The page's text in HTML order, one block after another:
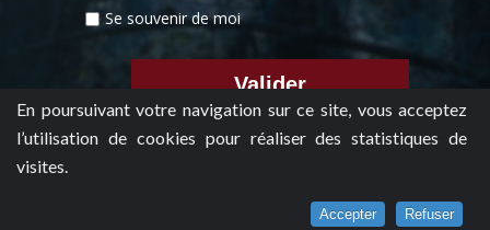
En poursuivant votre navigation sur ce site, vous acceptez
l’utilisation de cookies pour réaliser des statistiques de
visites.
Accepter Refuser
Se souvenir de moi